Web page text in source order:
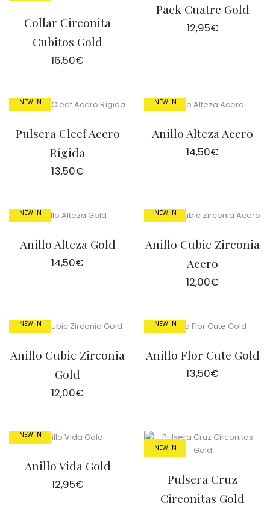
Collar Circonita
Cubitos Gold
16,50€
Pack Cuatre Gold
12,95€
NEW IN
Pulsera Cleef Acero
Rígida
13,50€
NEW IN
Anillo Alteza Acero
14,50€
NEW IN
Anillo Alteza Gold
14,50€
NEW IN
Anillo Cubic Zirconia
Acero
12,00€
NEW IN
Anillo Cubic Zirconia
Gold
12,00€
NEW IN
Anillo Flor Cute Gold
13,50€
NEW IN
Anillo Vida Gold
12,95€
NEW IN
Pulsera Cruz
Circonitas Gold